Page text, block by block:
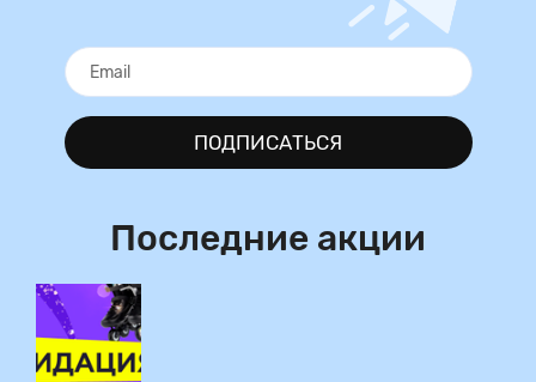
ПОДПИСАТЬСЯ
Последние акции